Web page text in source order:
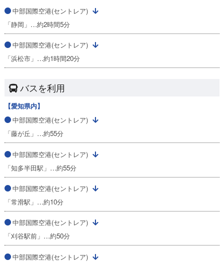
中部国際空港(セントレア)
「静岡」…約2時間5分
中部国際空港(セントレア)
「浜松市」…約1時間20分
バスを利用
【愛知県内】
中部国際空港(セントレア)
「藤が丘」…約55分
中部国際空港(セントレア)
「知多半田駅」…約55分
中部国際空港(セントレア)
「常滑駅」…約10分
中部国際空港(セントレア)
「刈谷駅前」…約50分
中部国際空港(セントレア)